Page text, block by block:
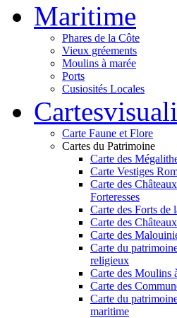
Maritime
Phares de la Côte
Vieux gréements
Moulins à marée
Ports
Cusiosités Locales
Cartes
Carte Faune et Flore
Cartes du Patrimoine
Carte des
Carte Vestiges
Carte des
Forteresses
Carte des Forts de
Carte des Châteaux
Carte des
Carte du
religieux
Carte des Moulins
Carte des
Carte du
maritime